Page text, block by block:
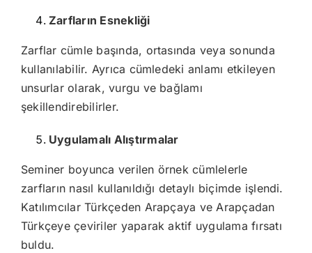
Zarfların Esnekliği
Zarflar cümle başında, ortasında veya sonunda
kullanılabilir. Ayrıca cümledeki anlamı etkileyen
unsurlar olarak, vurgu ve bağlamı
şekillendirebilirler.
Uygulamalı Alıştırmalar
Seminer boyunca verilen örnek cümlelerle
zarfların nasıl kullanıldığı detaylı biçimde işlendi.
Katılımcılar Türkçeden Arapçaya ve Arapçadan
Türkçeye çeviriler yaparak aktif uygulama fırsatı
buldu.